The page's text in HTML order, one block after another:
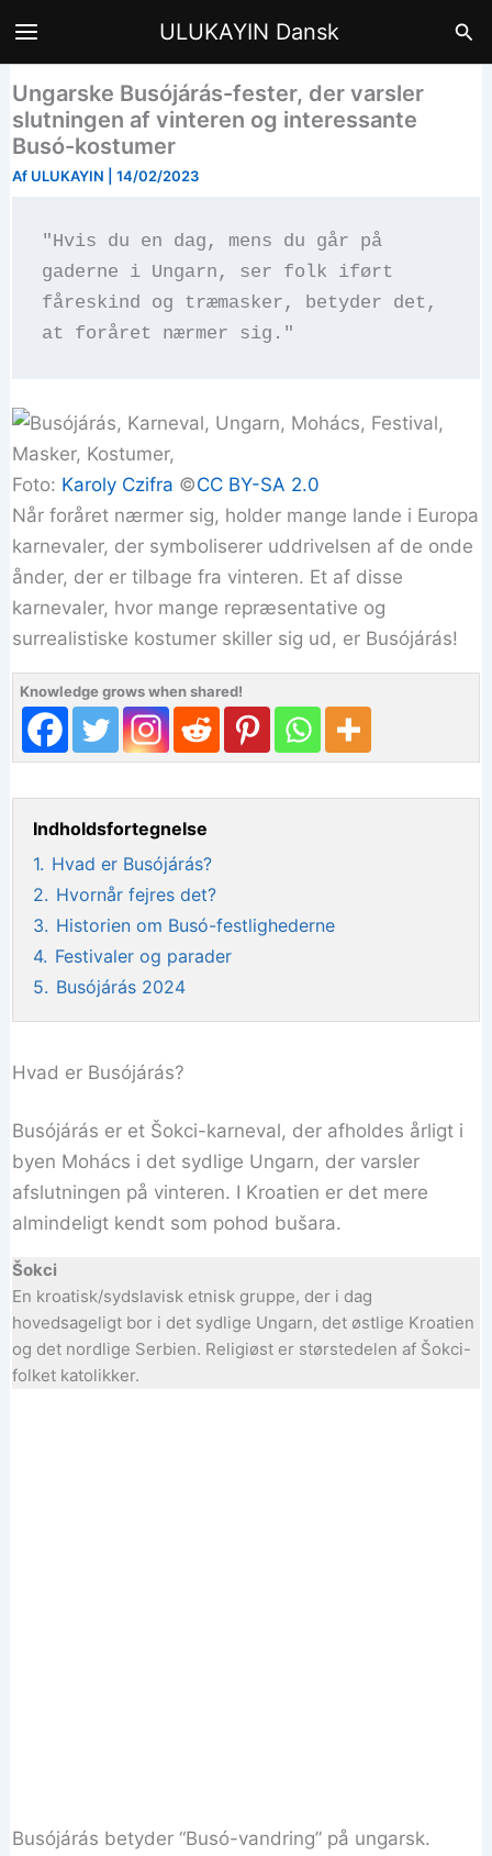
ULUKAYIN Dansk Søg
Ungarske Busójárás-fester, der varsler
slutningen af vinteren og interessante
Busó-kostumer
Af ULUKAYIN |14/02/2023
"Hvis du en dag, mens du går på
gaderne i Ungarn, ser folk iført
fåreskind og træmasker, betyder det,
at foråret nærmer sig."
Foto: Karoly Czifra ©️CC BY-SA 2.0
Når foråret nærmer sig, holder mange lande i Europa
karnevaler, der symboliserer uddrivelsen af de onde
ånder, der er tilbage fra vinteren. Et af disse
karnevaler, hvor mange repræsentative og
surrealistiske kostumer skiller sig ud, er Busójárás!
Knowledge grows when shared!
Indholdsfortegnelse
1. Hvad er Busójárás?
2. Hvornår fejres det?
3. Historien om Busó-festlighederne
4. Festivaler og parader
5. Busójárás 2024
Hvad er Busójárás?
Busójárás er et Šokci-karneval, der afholdes årligt i
byen Mohács i det sydlige Ungarn, der varsler
afslutningen på vinteren. I Kroatien er det mere
almindeligt kendt som pohod bušara.
Šokci
En kroatisk/sydslavisk etnisk gruppe, der i dag
hovedsageligt bor i det sydlige Ungarn, det østlige Kroatien
og det nordlige Serbien. Religiøst er størstedelen af Šokci-
folket katolikker.
Busójárás betyder “Busó-vandring” på ungarsk.